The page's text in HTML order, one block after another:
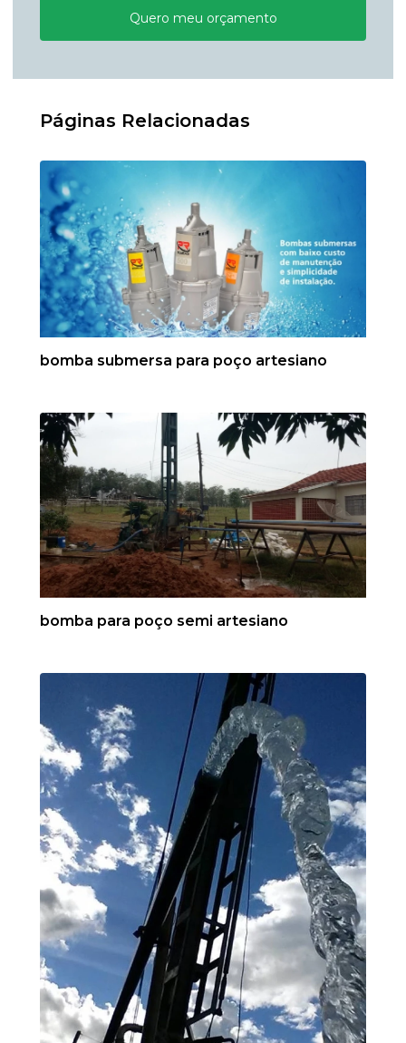
Quero meu orçamento
Páginas Relacionadas
bomba submersa para poço artesiano
bomba para poço semi artesiano